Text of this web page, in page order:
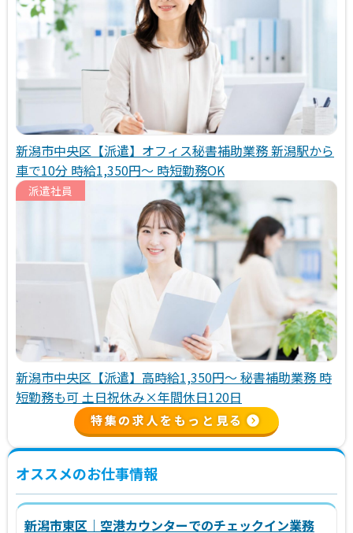
新潟市中央区【派遣】オフィス秘書補助業務 新潟駅から
車で10分 時給1,350円～ 時短勤務OK
派遣社員
新潟市中央区【派遣】高時給1,350円～ 秘書補助業務 時
短勤務も可 土日祝休み×年間休日120日
特集の求人をもっと見る
オススメのお仕事情報
新潟市東区｜空港カウンターでのチェックイン業務